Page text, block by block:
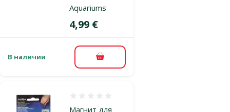
Aquariums
Цена
4,99 €
В наличии В корзину
Магнит для